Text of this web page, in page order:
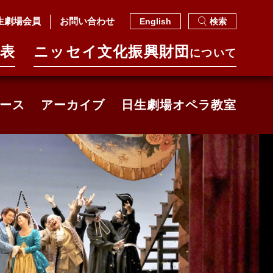
劇場会員 お問い合わせ English 検索
ニッセイ⽂化振興財団 について
ス アーカイブ 日生劇場オペラ教室